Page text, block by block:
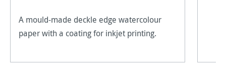
A mould-made deckle edge watercolour
paper with a coating for inkjet printing.